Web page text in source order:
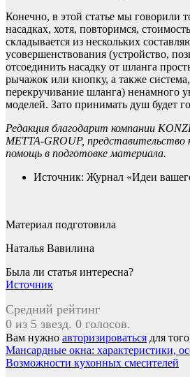
Конечно, в этой статье мы говорили
насадках, хотя, повторимся,
складывается из нескольких
усовершенствования (устройство,
отсоединить насадку от шланга
рычажок или кнопку, а также
перекручивание шланга) ненамного
моделей. Зато принимать душ будет
Редакция благодарит компании
METTA-GROUP, представительство
помощь в подготовке материала.
Источник: Журнал «Идеи
Материал подготовила
Наталья Вавилина
Была ли статья интересна?
Источник
Средний рейтинг
0 из 5 звезд. 0 голосов.
Вам нужно авторизироваться для
Навигация
по
Мансардные окна: характеристики,
Возможности кухонных смесителей